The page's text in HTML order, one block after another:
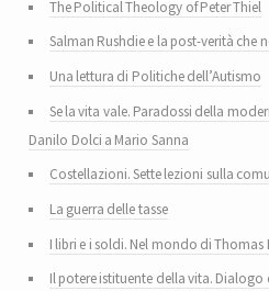
The Political Theology of Peter Thiel
Salman Rushdie e la post-verità che
Una lettura di Politiche dell’Autismo
Se la vita vale. Paradossi della
Danilo Dolci a Mario Sanna
Costellazioni. Sette lezioni sulla
La guerra delle tasse
I libri e i soldi. Nel mondo di Thomas
Il potere istituente della vita.